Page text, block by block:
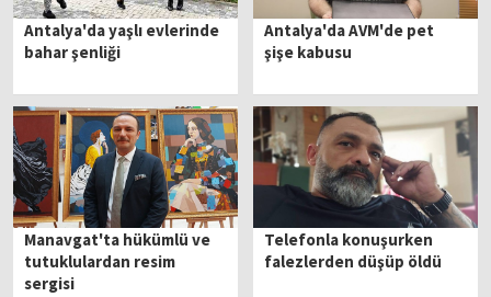
Antalya'da yaşlı evlerinde
bahar şenliği
Antalya'da AVM'de pet
şişe kabusu
Manavgat'ta hükümlü ve
tutuklulardan resim
sergisi
Telefonla konuşurken
falezlerden düşüp öldü